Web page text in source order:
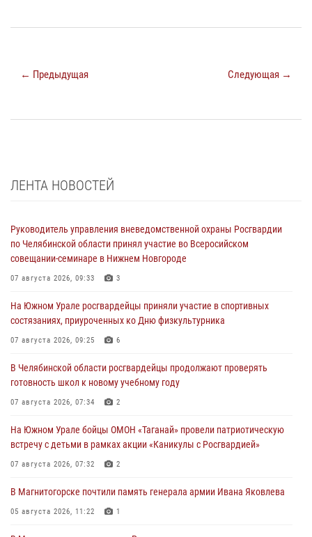
← Предыдущая Следующая →
ЛЕНТА НОВОСТЕЙ
Руководитель управления вневедомственной охраны Росгвардии
по Челябинской области принял участие во Всеросийском
совещании-семинаре в Нижнем Новгороде
07 августа 2026, 09:33 3
На Южном Урале росгвардейцы приняли участие в спортивных
состязаниях, приуроченных ко Дню физкультурника
07 августа 2026, 09:25 6
В Челябинской области росгвардейцы продолжают проверять
готовность школ к новому учебному году
07 августа 2026, 07:34 2
На Южном Урале бойцы ОМОН «Таганай» провели патриотическую
встречу с детьми в рамках акции «Каникулы с Росгвардией»
07 августа 2026, 07:32 2
В Магнитогорске почтили память генерала армии Ивана Яковлева
05 августа 2026, 11:22 1